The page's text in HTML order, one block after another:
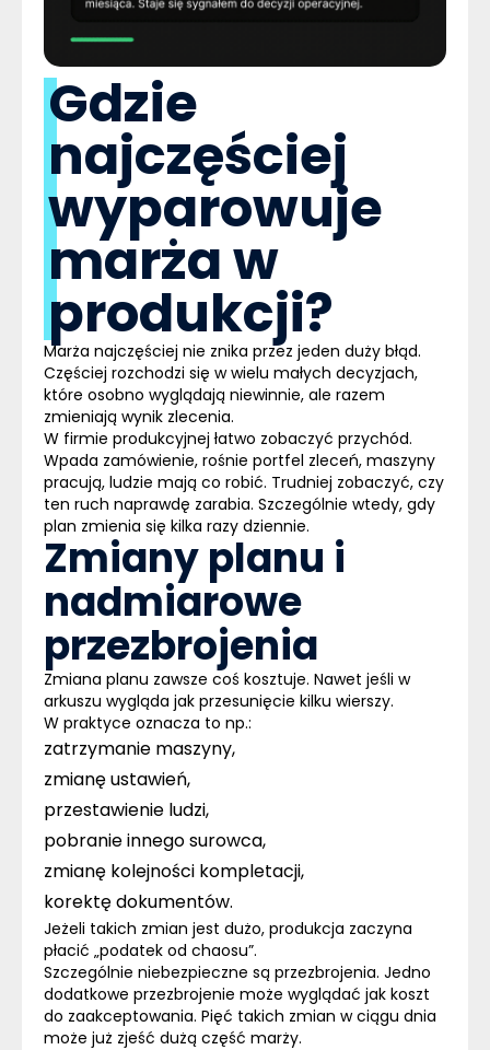
Gdzie
najczęściej
wyparowuje
marża w
produkcji?
Marża najczęściej nie znika przez jeden duży błąd.
Częściej rozchodzi się w wielu małych decyzjach,
które osobno wyglądają niewinnie, ale razem
zmieniają wynik zlecenia.
W firmie produkcyjnej łatwo zobaczyć przychód.
Wpada zamówienie, rośnie portfel zleceń, maszyny
pracują, ludzie mają co robić. Trudniej zobaczyć, czy
ten ruch naprawdę zarabia. Szczególnie wtedy, gdy
plan zmienia się kilka razy dziennie.
Zmiany planu i
nadmiarowe
przezbrojenia
Zmiana planu zawsze coś kosztuje. Nawet jeśli w
arkuszu wygląda jak przesunięcie kilku wierszy.
W praktyce oznacza to np.:
zatrzymanie maszyny,
zmianę ustawień,
przestawienie ludzi,
pobranie innego surowca,
zmianę kolejności kompletacji,
korektę dokumentów.
Jeżeli takich zmian jest dużo, produkcja zaczyna
płacić „podatek od chaosu”.
Szczególnie niebezpieczne są przezbrojenia. Jedno
dodatkowe przezbrojenie może wyglądać jak koszt
do zaakceptowania. Pięć takich zmian w ciągu dnia
może już zjeść dużą część marży.